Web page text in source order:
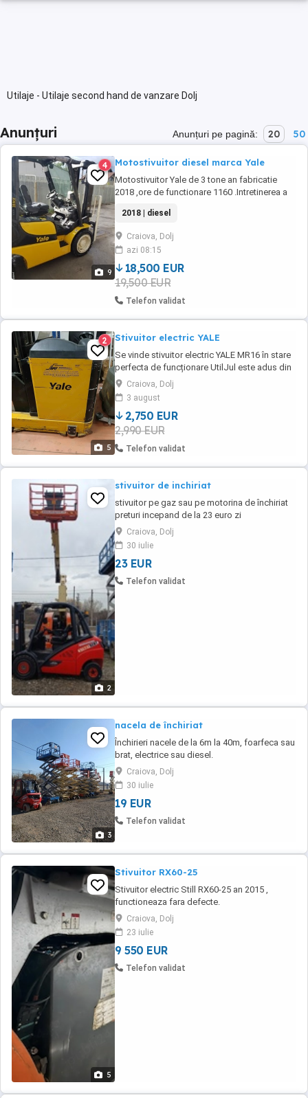
Utilaje - Utilaje second hand de vanzare Dolj
Anunțuri Anunțuri pe pagină: 20 50
9
4 Motostivuitor diesel marca Yale
Motostivuitor Yale de 3 tone an fabricatie
2018 ,ore de functionare 1160 .Intretinerea a
2018 | diesel
Craiova, Dolj
azi 08:15
18,500 EUR
19,500 EUR
Telefon validat
5
2 Stivuitor electric YALE
Se vinde stivuitor electric YALE MR16 în stare
perfecta de funcționare UtilJul este adus din
Italia nefolosit în tara Baterie la 90% Pentru ce
interesați trimit video Utilajul se vinde sau
schimb cu alte utilaje sau autoutilitare
Craiova, Dolj
3 august
2,750 EUR
2,990 EUR
Telefon validat
2
stivuitor de inchiriat
stivuitor pe gaz sau pe motorina de închiriat
preturi incepand de la 23 euro zi
Craiova, Dolj
30 iulie
23 EUR
Telefon validat
3
nacela de închiriat
Închirieri nacele de la 6m la 40m, foarfeca sau
brat, electrice sau diesel.
Craiova, Dolj
30 iulie
19 EUR
Telefon validat
5
Stivuitor RX60-25
Stivuitor electric Still RX60-25 an 2015 ,
functioneaza fara defecte.
Craiova, Dolj
23 iulie
9 550 EUR
Telefon validat